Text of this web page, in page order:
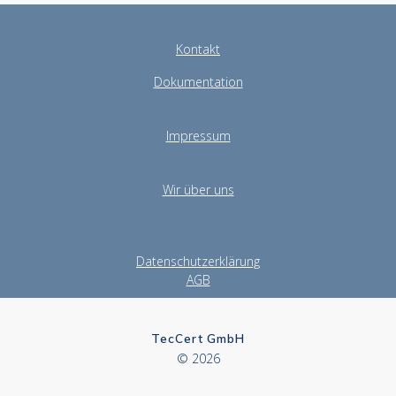
Kontakt
Dokumentation
Impressum
Wir über uns
Datenschutzerklärung
AGB
TecCert GmbH
© 2026